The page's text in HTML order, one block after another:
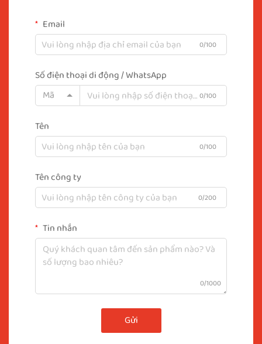
Email
0/100
Số điện thoại di động / WhatsApp
Mã
0/100
Tên
0/100
Tên công ty
0/200
Tin nhắn
0/1000
Gửi